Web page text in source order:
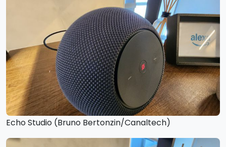
Echo Studio (Bruno Bertonzin/Canaltech)